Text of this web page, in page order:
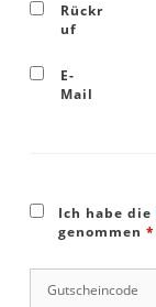
Rückr
uf
E-
Mail
Ich habe die
genommen *